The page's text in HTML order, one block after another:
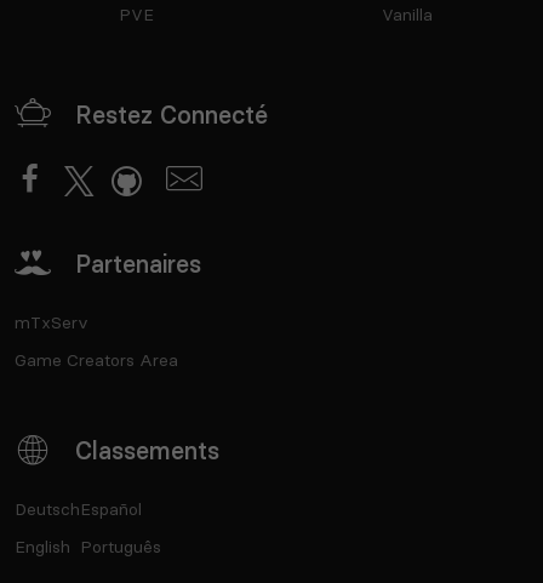
PVE
Vanilla
Restez Connecté
Partenaires
mTxServ
Game Creators Area
Classements
Deutsch
English
Español
Português